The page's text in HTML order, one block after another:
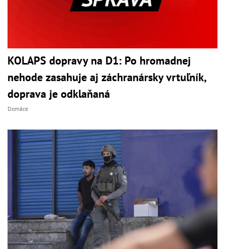
KOLAPS dopravy na D1: Po hromadnej
nehode zasahuje aj záchranársky vrtuľník,
doprava je odklaňaná
Domáce